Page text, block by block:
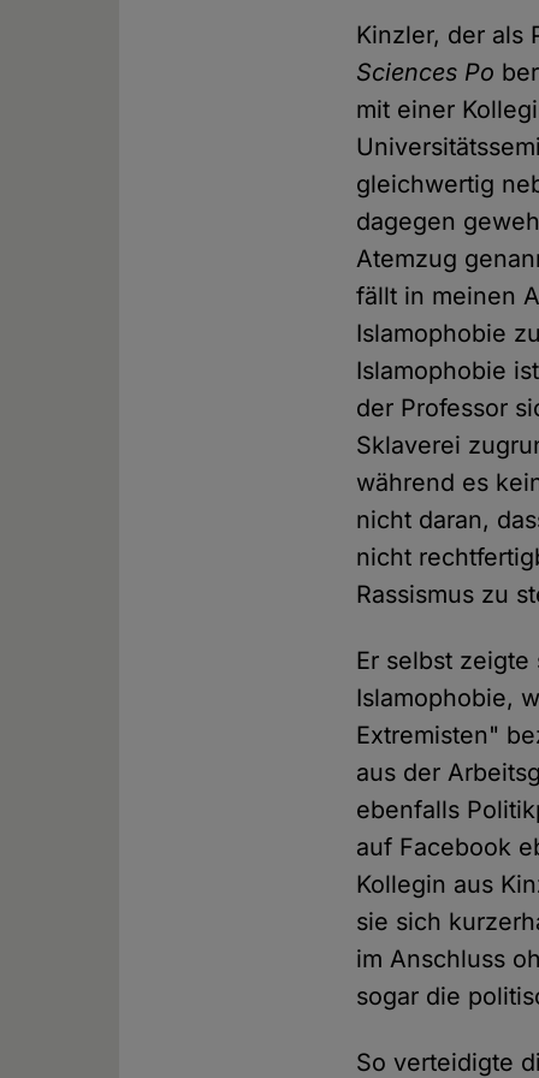
Kinzler, der als
Sciences Po
mit einer
gleichwertig
dagegen
Atemzug
fällt in meinen
Islamophobie
Islamophobie
der Professor
Sklaverei
während es
nicht daran,
nicht
Rassismus zu
Er selbst
Islamophobie,
Extremisten"
aus der
ebenfalls
auf Facebook
Kollegin aus
sie sich
im Anschluss
sogar die
So verteidigte